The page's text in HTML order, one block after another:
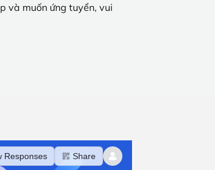
và muốn ứng tuyển, vui